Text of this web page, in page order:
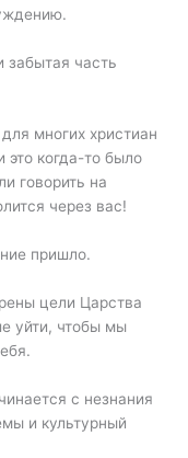
забытая часть
многих христиан
когда-то было
говорить на
через вас!
пришло.
цели Царства
уйти, чтобы мы
с незнания
и культурный